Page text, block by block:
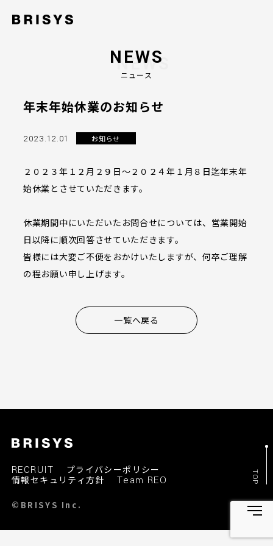
NEWS
ニュース
年末年始休業のお知らせ
2023.12.01 お知らせ
２０２３年１２月２９日～２０２４年１月８日迄年末年
始休業とさせていただきます。
休業期間中にいただいたお問合せについては、営業開始
日以降に順次回答させていただきます。
皆様には大変ご不便をおかけいたしますが、何卒ご理解
の程お願い申し上げます。
一覧へ戻る
RECRUIT
プライバシーポリシー
情報セキュリティ方針
Team REO
©BRISYS Inc.
TOP